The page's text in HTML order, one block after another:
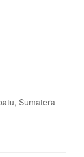
Sumatera